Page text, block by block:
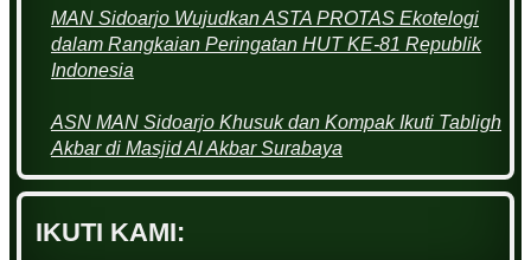
MAN Sidoarjo Wujudkan ASTA PROTAS Ekotelogi
dalam Rangkaian Peringatan HUT KE-81 Republik
Indonesia
ASN MAN Sidoarjo Khusuk dan Kompak Ikuti Tabligh
Akbar di Masjid Al Akbar Surabaya
IKUTI KAMI: